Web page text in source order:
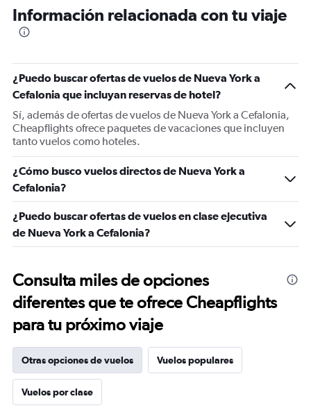
Información relacionada con tu viaje
¿Puedo buscar ofertas de vuelos de Nueva York a
Cefalonia que incluyan reservas de hotel?
Sí, además de ofertas de vuelos de Nueva York a Cefalonia,
Cheapflights ofrece paquetes de vacaciones que incluyen
tanto vuelos como hoteles.
¿Cómo busco vuelos directos de Nueva York a
Cefalonia?
¿Puedo buscar ofertas de vuelos en clase ejecutiva
de Nueva York a Cefalonia?
Consulta miles de opciones
diferentes que te ofrece Cheapflights
para tu próximo viaje
Otras opciones de vuelos Vuelos populares
Vuelos por clase